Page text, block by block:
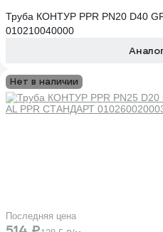
Труба КОНТУР PPR PN20 D40
010210040000
Нет в наличии
Последняя цена